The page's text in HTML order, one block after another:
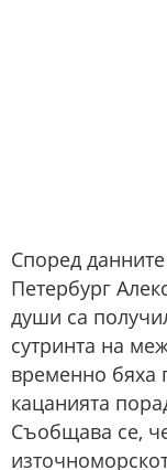
Според
Петербург
души са
сутринта на
временно бяха
кацанията
Съобщава се,